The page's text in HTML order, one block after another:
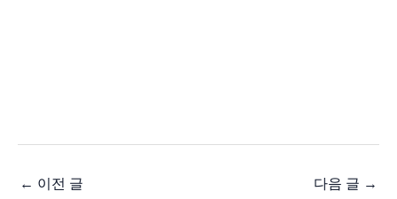
← 이전 글 다음 글 →